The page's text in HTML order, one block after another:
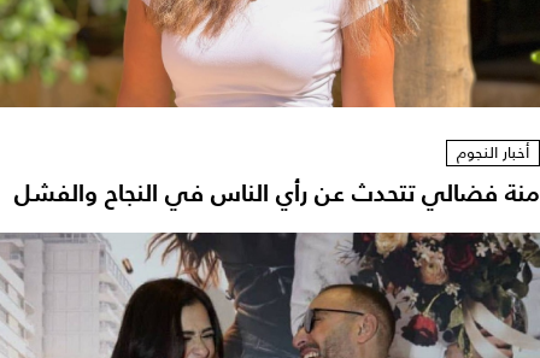
أخبار النجوم
منة فضالي تتحدث عن رأي الناس في النجاح والفشل